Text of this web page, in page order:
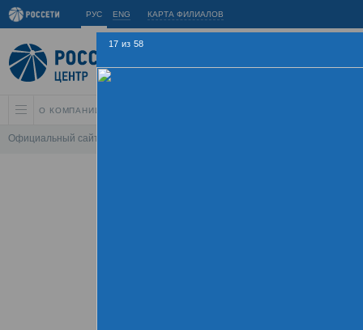
РУС ENG КАРТА ФИЛИАЛОВ
О КОМПАНИИ
Официальный сайт
17 из 58